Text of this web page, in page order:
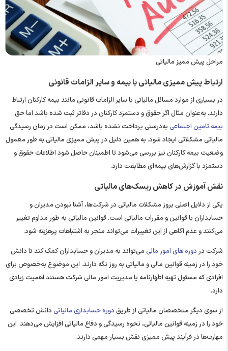
مراحل پیش ممیز مالیاتی
ارتباط پیش ممیزی مالیاتی با بیمه و سایر الزامات قانونی
در بسیاری از موارد مسائل مالیاتی با سایر الزامات قانونی مانند بیمه کارکنان ارتباط
دارند. به‌عنوان مثال اگر حقوق و دستمزد کارکنان در دفاتر ثبت شده باشد اما حق
بیمه تامین اجتماعیبه‌درستی پرداخت نشده باشد، ممکن است در زمان رسیدگی
مالیاتی مشکلاتی ایجاد شود. به همین دلیل در پیش ممیزی مالیاتی به طور معمول
وضعیت بیمه کارکنان نیز بررسی می‌شود تا اطمینان حاصل شود اطلاعات حقوق و
دستمزد با گزارش‌های بیمه‌ای مطابقت دارد.
نقش آموزش در کاهش ریسک‌های مالیاتی
یکی از دلایل اصلی بروز مشکلات مالیاتی در شرکت‌ها، آشنا نبودن مدیران و
حسابداران با قوانین و مقررات مالیاتی است. قوانین مالیاتی به‌ طور مداوم تغییر
می‌کنند و عدم آگاهی از این تغییرات می‌تواند منجر به اشتباهات پرهزینه شود.
شرکت در دوره های امور مالیمی‌تواند به مدیران و حسابداران کمک کند تا دانش
خود را در زمینه قوانین مالی و مالیاتی به‌ روز نگه دارند. این موضوع به‌خصوص برای
افرادی که مسئول تهیه اظهارنامه یا مدیریت امور مالی شرکت هستند اهمیت زیادی
دارد.
از سوی دیگر متخصصان مالیاتی از طریق دوره حسابداری مالیاتیدانش تخصصی
خود را در زمینه قوانین مالیاتی، نحوه رسیدگی و دفاع مالیاتی افزایش می‌دهند. این
مهارت‌ها در فرآیند پیش ممیزی نقش بسیار مهمی دارند.